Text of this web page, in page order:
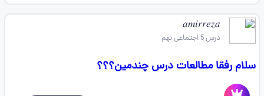
𝑎𝑚𝑖𝑟𝑟𝑒𝑧𝑎 ‌‌‌
درس 5 اجتماعی نهم
سلام رفقا مطالعات درس چندمین؟؟؟